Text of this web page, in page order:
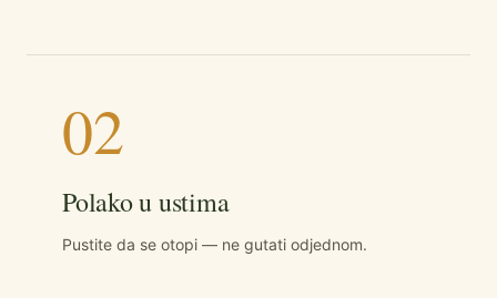
02
Polako u ustima
Pustite da se otopi — ne gutati odjednom.